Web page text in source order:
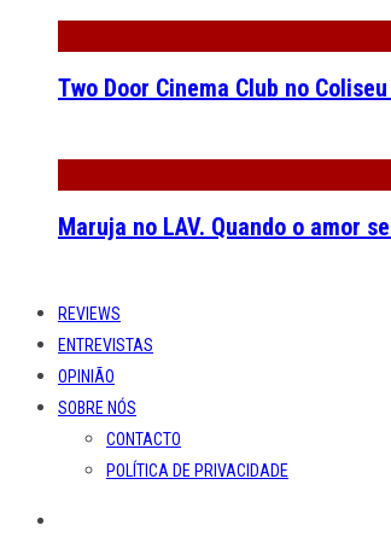
Two Door Cinema Club no
Maruja no LAV. Quando o amor
REVIEWS
ENTREVISTAS
OPINIÃO
SOBRE NÓS
CONTACTO
POLÍTICA DE PRIVACIDADE